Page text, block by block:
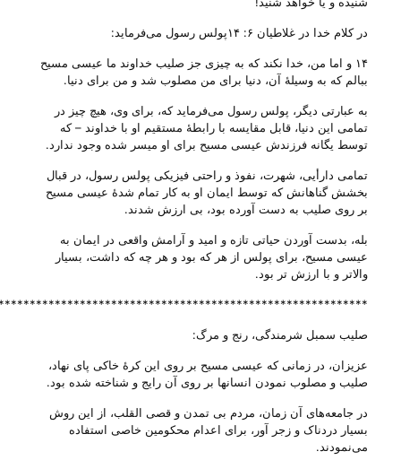
در کلام خدا در غلاطیان ۶: ۱۴پولس رسول می‌‌فرماید:
۱۴ و اما من، خدا نکند که به چیزی جز صلیب خداوند ما عیسی مسیح
ببالم که به وسیلۀ آن، دنیا برای من مصلوب شد و من برای دنیا‌.
به عبارتی دیگر، پولس رسول می‌‌فرماید که، برای وی، هیچ چیز در
تمامی این دنیا، قابل مقایسه با رابطهٔ مستقیم او با خداوند – که
توسط یگانه فرزندش عیسی مسیح برای او میسر شده وجود ندارد.
تمامی دارأیی، شهرت، نفوذ و راحتی فیزیکی پولس رسول، در قبال
بخشش گناهانش که توسط ایمان او به کار تمام شدهٔ عیسی مسیح
بر روی صلیب به دست آورده بود، بی‌ ارزش شدند.
بله، بدست آوردن حیاتی تازه و امید و آرامش واقعی در ایمان به
عیسی مسیح، برای پولس از هر که بود و هر چه که داشت، بسیار
والاتر و با ارزش تر بود.
صلیب سمبل شرمندگی، رنج و مرگ:
عزیزان، در زمانی که عیسی مسیح بر روی این کرهٔ خاکی پای نهاد،
صلیب و مصلوب نمودن انسانها بر روی آن‌ رایج و شناخته شده بود.
در جامعه‌های آن زمان، مردم بی‌ تمدن و قصی القلب، از این روش
بسیار دردناک و زجر آور، برای اعدام محکومین خاصی استفاده
می‌‌نمودند.